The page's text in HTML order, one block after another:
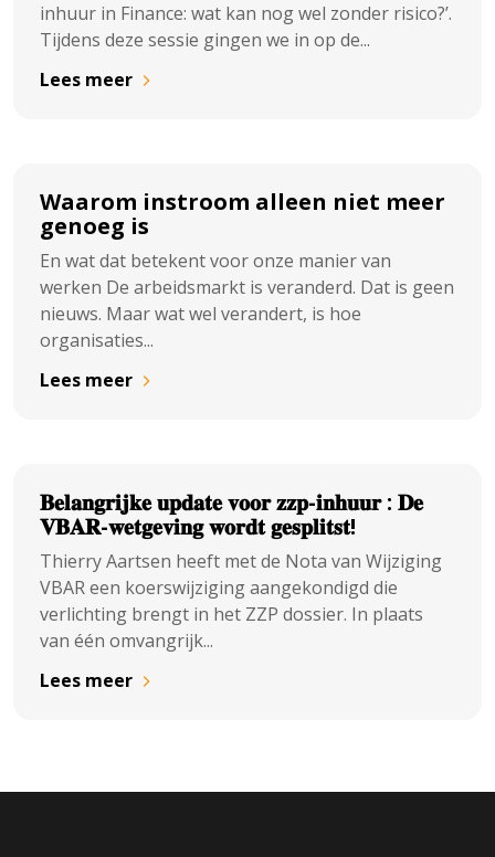
inhuur in Finance: wat kan nog wel zonder risico?’.
Tijdens deze sessie gingen we in op de...
Lees meer
Waarom instroom alleen niet meer
genoeg is
En wat dat betekent voor onze manier van
werken De arbeidsmarkt is veranderd. Dat is geen
nieuws. Maar wat wel verandert, is hoe
organisaties...
Lees meer
𝐁𝐞𝐥𝐚𝐧𝐠𝐫𝐢𝐣𝐤𝐞 𝐮𝐩𝐝𝐚𝐭𝐞 𝐯𝐨𝐨𝐫 𝐳𝐳𝐩-𝐢𝐧𝐡𝐮𝐮𝐫 : 𝐃𝐞
𝐕𝐁𝐀𝐑-𝐰𝐞𝐭𝐠𝐞𝐯𝐢𝐧𝐠 𝐰𝐨𝐫𝐝𝐭 𝐠𝐞𝐬𝐩𝐥𝐢𝐭𝐬𝐭!
Thierry Aartsen heeft met de Nota van Wijziging
VBAR een koerswijziging aangekondigd die
verlichting brengt in het ZZP dossier. In plaats
van één omvangrijk...
Lees meer